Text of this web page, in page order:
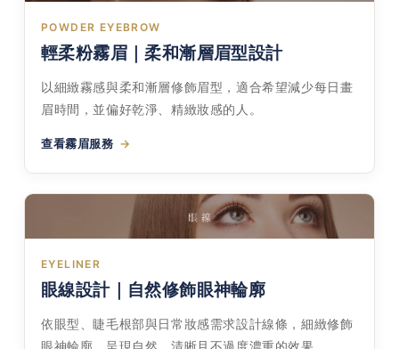
POWDER EYEBROW
輕柔粉霧眉｜柔和漸層眉型設計
以細緻霧感與柔和漸層修飾眉型，適合希望減少每日畫
眉時間，並偏好乾淨、精緻妝感的人。
查看霧眉服務
EYELINER
眼線設計｜自然修飾眼神輪廓
依眼型、睫毛根部與日常妝感需求設計線條，細緻修飾